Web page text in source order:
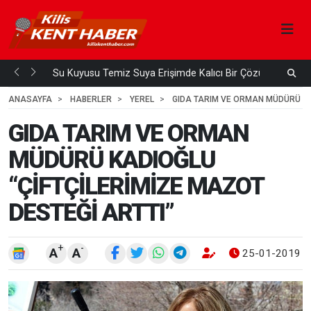
Su Kuyusu Temiz Suya Erişimde Kalıcı Bir Çözüm
3
ANASAYFA HABERLER YEREL GIDA TARIM VE ORMAN MÜDÜRÜ
GIDA TARIM VE ORMAN
MÜDÜRÜ KADIOĞLU
“ÇİFTÇİLERİMİZE MAZOT
DESTEĞİ ARTTI”
A+ A- 25-01-2019